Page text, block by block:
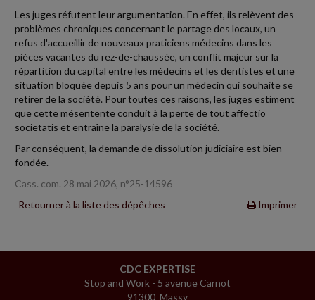
Les juges réfutent leur argumentation. En effet, ils relèvent des
problèmes chroniques concernant le partage des locaux, un
refus d'accueillir de nouveaux praticiens médecins dans les
pièces vacantes du rez-de-chaussée, un conflit majeur sur la
répartition du capital entre les médecins et les dentistes et une
situation bloquée depuis 5 ans pour un médecin qui souhaite se
retirer de la société. Pour toutes ces raisons, les juges estiment
que cette mésentente conduit à la perte de tout affectio
societatis et entraîne la paralysie de la société.
Par conséquent, la demande de dissolution judiciaire est bien
fondée.
Cass. com. 28 mai 2026, n°25-14596
Retourner à la liste des dépêches
Imprimer
CDC EXPERTISE
Stop and Work - 5 avenue Carnot
91300 Massy